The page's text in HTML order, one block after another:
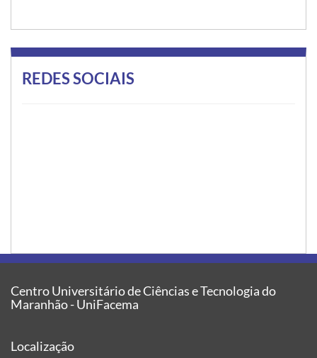
REDES SOCIAIS
Centro Universitário de Ciências e Tecnologia do
Maranhão - UniFacema
Localização